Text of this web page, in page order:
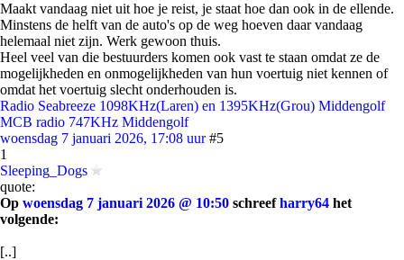
Maakt vandaag niet uit hoe je reist, je staat hoe dan ook in de ellende.
Minstens de helft van de auto's op de weg hoeven daar vandaag
helemaal niet zijn. Werk gewoon thuis.
Heel veel van die bestuurders komen ook vast te staan omdat ze de
mogelijkheden en onmogelijkheden van hun voertuig niet kennen of
omdat het voertuig slecht onderhouden is.
Radio Seabreeze 1098KHz(Laren) en 1395KHz(Grou) Middengolf
MCB radio 747KHz Middengolf
woensdag 7 januari 2026, 17:08 uur #5
1
Sleeping_Dogs
quote:
Op woensdag 7 januari 2026 @ 10:50 schreefharry64 het
volgende:
[..]